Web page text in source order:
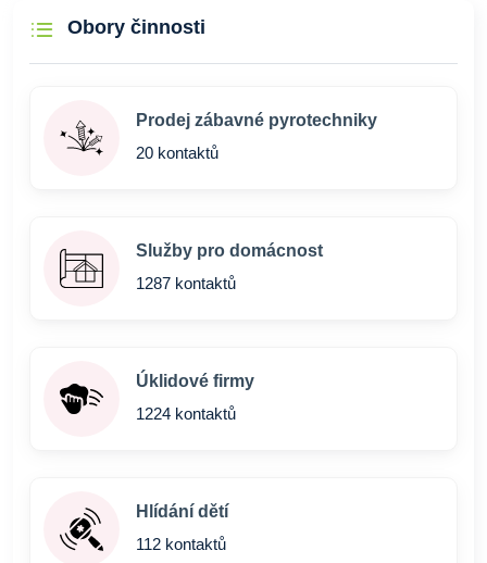
Obory činnosti
Prodej zábavné pyrotechniky
20 kontaktů
Služby pro domácnost
1287 kontaktů
Úklidové firmy
1224 kontaktů
Hlídání dětí
112 kontaktů